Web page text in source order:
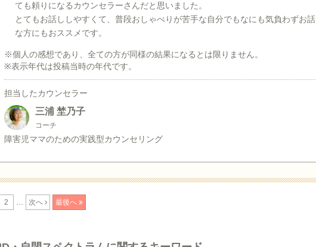
ても頼りになるカウンセラーさんだと思いました。
とてもお話ししやすくて、普段おしゃべりが苦手な自分でもなにも気負わずお
な方にもおススメです。
※個人の感想であり、全ての方が同様の結果になるとは限りません。
※表示年代は投稿当時の年代です。
担当したカウンセラー
三浦 埜乃子
コーチ
障害児ママのための実践型カウンセリング
2 次へ 最後へ